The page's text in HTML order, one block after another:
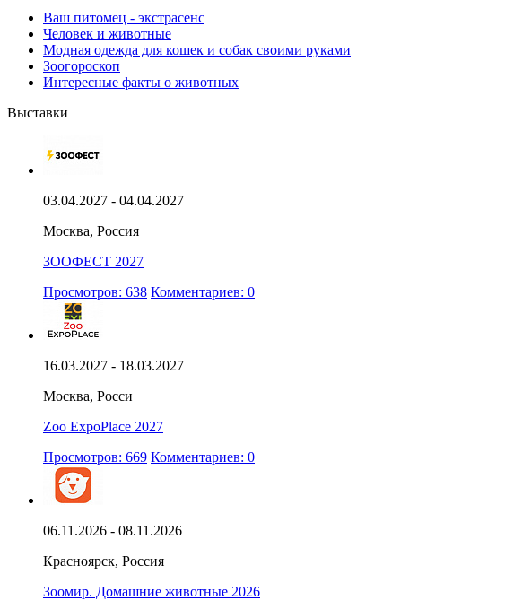
Ваш питомец - экстрасенс
Человек и животные
Модная одежда для кошек и собак своими руками
Зоогороскоп
Интересные факты о животных
Выставки
03.04.2027 - 04.04.2027
Москва, Россия
ЗООФЕСТ 2027
Просмотров: 638 Комментариев: 0
16.03.2027 - 18.03.2027
Москва, Росси
Zoo ExpoPlace 2027
Просмотров: 669 Комментариев: 0
06.11.2026 - 08.11.2026
Красноярск, Россия
Зоомир. Домашние животные 2026